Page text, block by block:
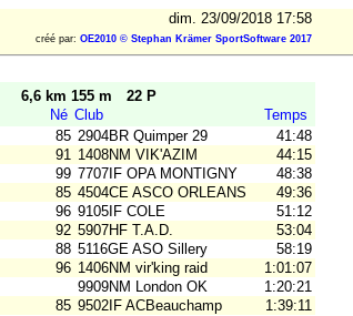
dim. 23/09/2018 17:58
créé par: OE2010 © Stephan Krämer SportSoftware 2017
6,6 km 155 m
22 P
Né Club
Temps
85 2904BR Quimper 29
41:48
91 1408NM VIK'AZIM
44:15
99 7707IF OPA MONTIGNY
48:38
85 4504CE ASCO ORLEANS
49:36
96 9105IF COLE
51:12
92 5907HF T.A.D.
53:04
88 5116GE ASO Sillery
58:19
96 1406NM vir'king raid
1:01:07
9909NM London OK
1:20:21
85 9502IF ACBeauchamp 1:39:11